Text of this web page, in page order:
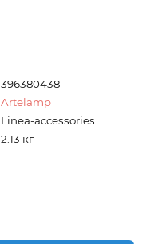
396380438
Artelamp
Linea-accessories
2.13 кг